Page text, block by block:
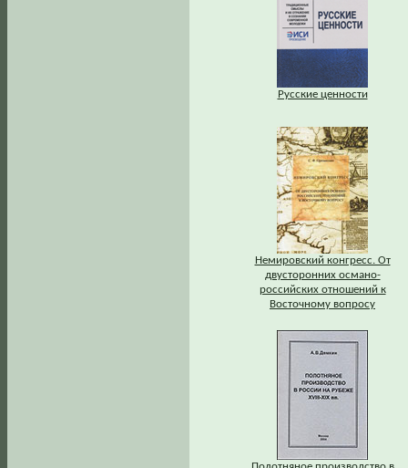
Русские ценности
Немировский конгресс. От
двусторонних османо-
российских отношений к
Восточному вопросу